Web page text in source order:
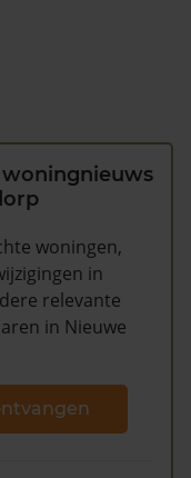
woningen,
in
relevante
in Nieuwe